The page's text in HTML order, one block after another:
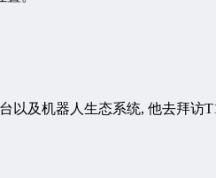
及机器人生态系统, 他去拜访